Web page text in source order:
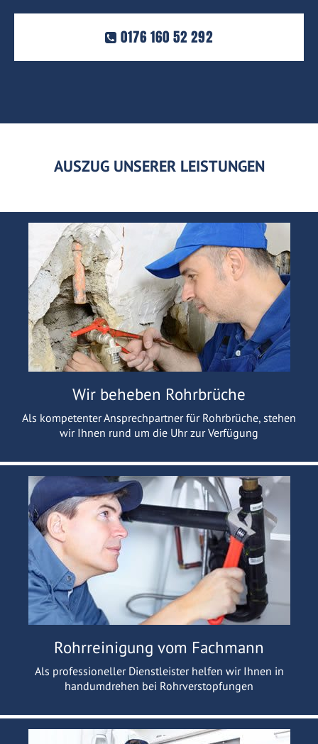
0176 160 52 292
AUSZUG UNSERER LEISTUNGEN
Wir beheben Rohrbrüche
Als kompetenter Ansprechpartner für Rohrbrüche, stehen
wir Ihnen rund um die Uhr zur Verfügung
Rohrreinigung vom Fachmann
Als professioneller Dienstleister helfen wir Ihnen in
handumdrehen bei Rohrverstopfungen